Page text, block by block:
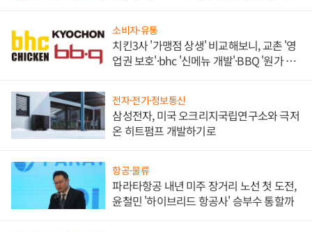
소비자·유통
치킨3사 '가맹점 상생' 비교해보니, 교촌 '영
업권 보호'·bhc '신메뉴 개발'·BBQ '원가 부
전자·전기·정보통신
삼성전자, 미국 오크리지국립연구소와 극저
온 히트펌프 개발하기로
항공·물류
파라타항공 내년 미주 장거리 노선 첫 도전,
윤철민 '하이브리드 항공사' 승부수 통할까